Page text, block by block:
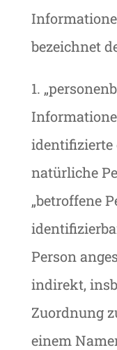
bezeichnet
1.
identifizierte
natürliche
„betroffene
Person
indirekt,
Zuordnung
einem